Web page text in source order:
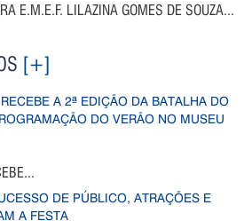
E.M.E.F. LILAZINA GOMES DE SOUZA...
[+]